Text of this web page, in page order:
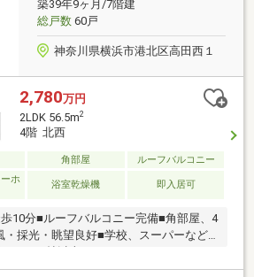
築39年9ヶ月/7階建
総戸数60戸
神奈川県横浜市港北区高田西１
2,780万円
2LDK 56.5m2
4階 北西
角部屋
ルーフバルコニー
ホ
浴室乾燥機 即入居可
10分■ルーフバルコニー完備■角部屋、4
・採光・眺望良好■学校、スーパーなど
０円から購入可能◎FPによるライフプ